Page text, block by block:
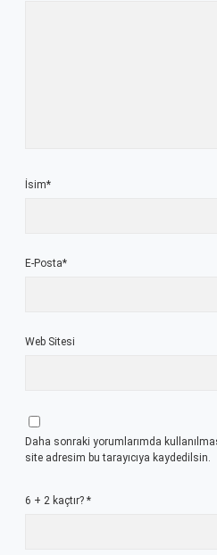
İsim*
E-Posta*
Web Sitesi
Daha sonraki yorumlarımda
site adresim bu tarayıcıya kaydedilsin.
6 + 2 kaçtır? *